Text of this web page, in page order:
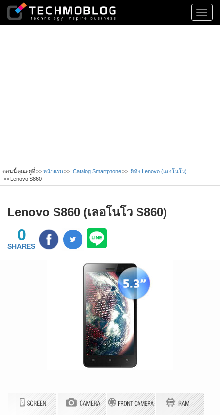
ตอนนี้คุณอยู่ที่ หน้าแรก Catalog Smartphone
ยี่ห้อ Lenovo (เลอโนโว)
Lenovo S860
Lenovo S860 (เลอโนโว S860)
0
SHARES